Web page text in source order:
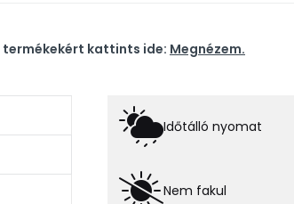
termékekért kattints ide: Megnézem.
Időtálló nyomat
Nem fakul